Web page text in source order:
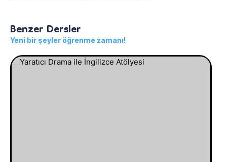
Benzer Dersler
Yeni bir şeyler öğrenme zamanı!